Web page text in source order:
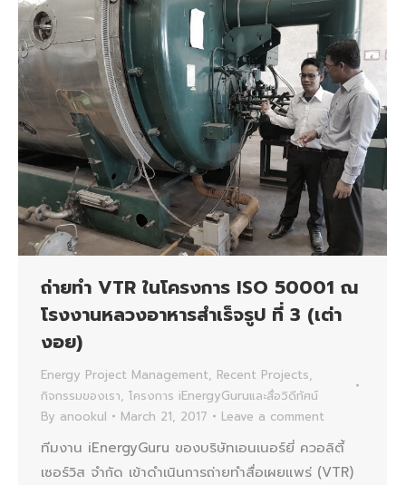
ถ่ายทำ VTR ในโครงการ ISO 50001 ณ
โรงงานหลวงอาหารสำเร็จรูป ที่ 3 (เต่า
งอย)
Energy Project Management, Recent Projects,
กิจกรรมของเรา, โครงการ iEnergyGuruและสื่อวิดีทัศน์
By anookul March 21, 2017 Leave a comment
ทีมงาน iEnergyGuru ของบริษัทเอนเนอร์ยี่ ควอลิตี้
เซอร์วิส จำกัด เข้าดำเนินการถ่ายทำสื่อเผยแพร่ (VTR)